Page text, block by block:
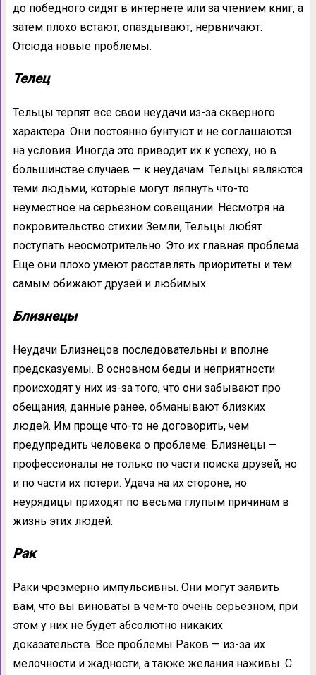
до победного сидят в интернете или за чтением книг, а
затем плохо встают, опаздывают, нервничают.
Отсюда новые проблемы.
Телец
Тельцы терпят все свои неудачи из-за скверного
характера. Они постоянно бунтуют и не соглашаются
на условия. Иногда это приводит их к успеху, но в
большинстве случаев — к неудачам. Тельцы являются
теми людьми, которые могут ляпнуть что-то
неуместное на серьезном совещании. Несмотря на
покровительство стихии Земли, Тельцы любят
поступать неосмотрительно. Это их главная проблема.
Еще они плохо умеют расставлять приоритеты и тем
самым обижают друзей и любимых.
Близнецы
Неудачи Близнецов последовательны и вполне
предсказуемы. В основном беды и неприятности
происходят у них из-за того, что они забывают про
обещания, данные ранее, обманывают близких
людей. Им проще что-то не договорить, чем
предупредить человека о проблеме. Близнецы —
профессионалы не только по части поиска друзей, но
и по части их потери. Удача на их стороне, но
неурядицы приходят по весьма глупым причинам в
жизнь этих людей.
Рак
Раки чрезмерно импульсивны. Они могут заявить
вам, что вы виноваты в чем-то очень серьезном, при
этом у них не будет абсолютно никаких
доказательств. Все проблемы Раков — из-за их
мелочности и жадности, а также желания наживы. С